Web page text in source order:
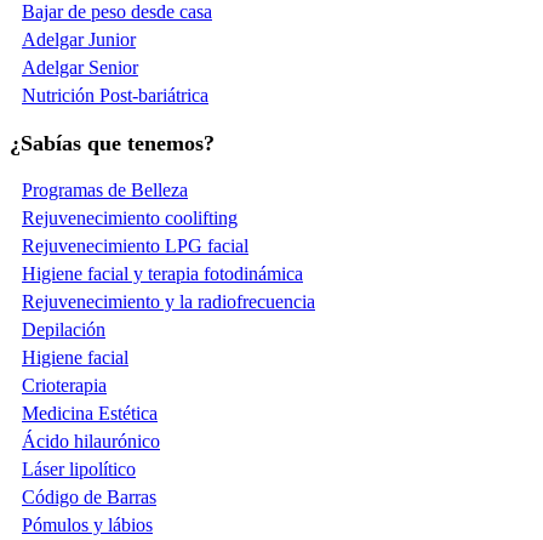
Bajar de peso desde casa
Adelgar Junior
Adelgar Senior
Nutrición Post-bariátrica
¿Sabías que tenemos?
Programas de Belleza
Rejuvenecimiento coolifting
Rejuvenecimiento LPG facial
Higiene facial y terapia fotodinámica
Rejuvenecimiento y la radiofrecuencia
Depilación
Higiene facial
Crioterapia
Medicina Estética
Ácido hilaurónico
Láser lipolítico
Código de Barras
Pómulos y lábios